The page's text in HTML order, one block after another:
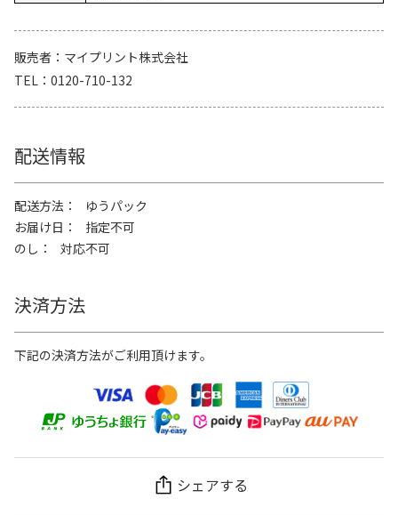
販売者
マイプリント株式会社
TEL
0120-710-132
配送情報
配送方法
ゆうパック
お届け日
指定不可
のし
対応不可
決済方法
下記の決済方法がご利用頂けます。
シェアする